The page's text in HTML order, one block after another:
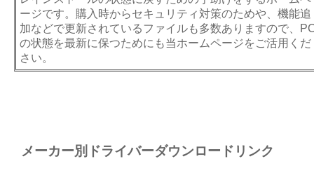
ージです。購入時からセキュリティ対策のためや、機能追
加などで更新されているファイルも多数ありますので、
の状態を最新に保つためにも当ホームページをご活用くだ
さい。
メーカー別ドライバーダウンロードリンク